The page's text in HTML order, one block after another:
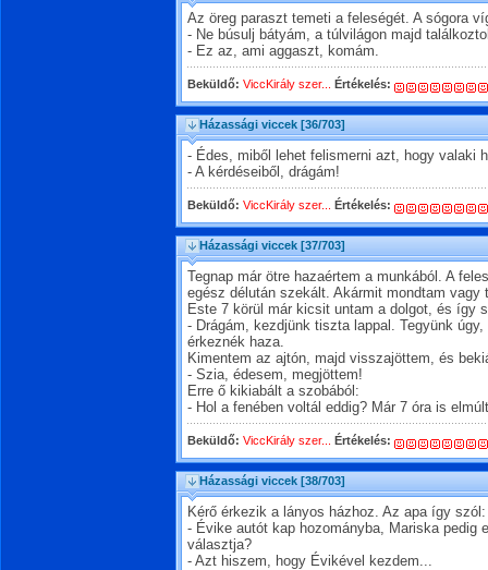
Az öreg paraszt temeti a feleségét. A sógora
- Ne búsulj bátyám, a túlvilágon majd
- Ez az, ami aggaszt, komám.
Beküldő: ViccKirály szer... Értékelés:
Házassági viccek [36/703]
- Édes, miből lehet felismerni azt, hogy valaki
- A kérdéseiből, drágám!
Beküldő: ViccKirály szer... Értékelés:
Házassági viccek [37/703]
Tegnap már ötre hazaértem a munkából. A
egész délután szekált. Akármit mondtam vagy
Este 7 körül már kicsit untam a dolgot, és így
- Drágám, kezdjünk tiszta lappal. Tegyünk
érkeznék haza.
Kimentem az ajtón, majd visszajöttem, és
- Szia, édesem, megjöttem!
Erre ő kikiabált a szobából:
- Hol a fenében voltál eddig? Már 7 óra is
Beküldő: ViccKirály szer... Értékelés:
Házassági viccek [38/703]
Kérő érkezik a lányos házhoz. Az apa így szól:
- Évike autót kap hozományba, Mariska pedig
választja?
- Azt hiszem, hogy Évikével kezdem...